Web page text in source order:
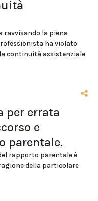
ravvisando la piena
ha violato
continuità assistenziale
per errata
e
parentale.
rapporto parentale è
della particolare